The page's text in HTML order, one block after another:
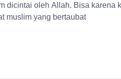
dicintai oleh Allah. Bisa karena
muslim yang bertaubat